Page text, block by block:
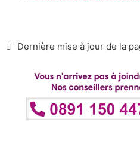
Dernière mise à jour de la